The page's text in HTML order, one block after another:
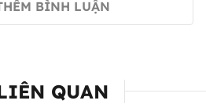
BÌNH LUẬN
QUAN